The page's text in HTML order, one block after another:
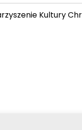
Kultury